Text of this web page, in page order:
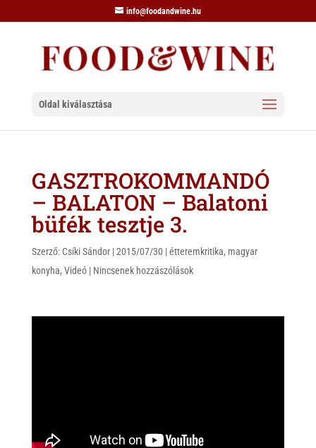
info@foodandwine.hu
Oldal kiválasztása
GASZTROKOMMANDÓ
– BALATON – Balatoni
büfék tesztje 3.
Szerző: Csíki Sándor|2015/07/30 |étteremkritika, magyar
konyha, Videó| Nincsenek hozzászólások